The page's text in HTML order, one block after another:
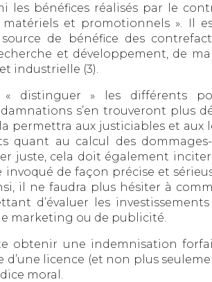
les bénéfices réalisés par le
matériels et promotionnels ». Il
de bénéfice des
et développement, de
industrielle (3).
distinguer » les différents
s’en trouveront plus
permettra aux justiciables et aux
quant au calcul des
juste, cela doit également
de façon précise et
il ne faudra plus hésiter à
d’évaluer les
marketing ou de publicité.
obtenir une indemnisation
licence (et non plus
moral.